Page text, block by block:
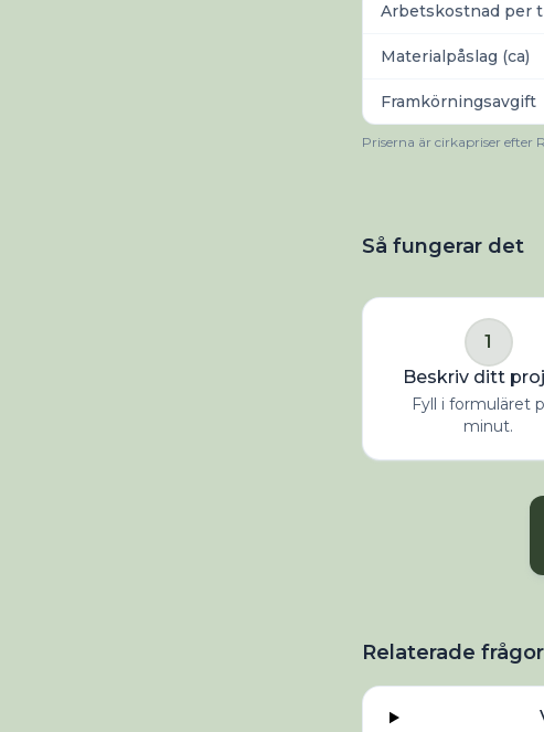
Arbetskostnad per
Materialpåslag (ca)
Framkörningsavgift
Priserna är cirkapriser efter
Så fungerar det
1
Beskriv ditt
Fyll i formuläret
minut.
Relaterade frågor